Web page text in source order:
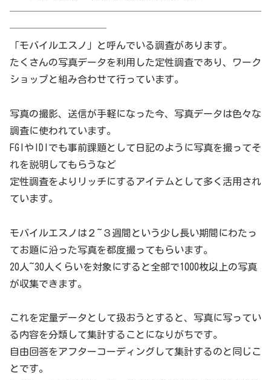
──────────────────────────
──────────
「モバイルエスノ」と呼んでいる調査があります。
たくさんの写真データを利用した定性調査であり、ワーク
ショップと組み合わせて行っています。
写真の撮影、送信が手軽になった今、写真データは色々な
調査に使われています。
FGIやIDIでも事前課題として日記のように写真を撮ってそ
れを説明してもらうなど
定性調査をよりリッチにするアイテムとして多く活用され
ています。
モバイルエスノは２~３週間という少し長い期間にわたっ
てお題に沿った写真を都度撮ってもらいます。
20人~30人くらいを対象にすると全部で1000枚以上の写真
が収集できます。
これを定量データとして扱おうとすると、写真に写ってい
る内容を分類して集計することになりがちです。
自由回答をアフターコーディングして集計するのと同じこ
とです。